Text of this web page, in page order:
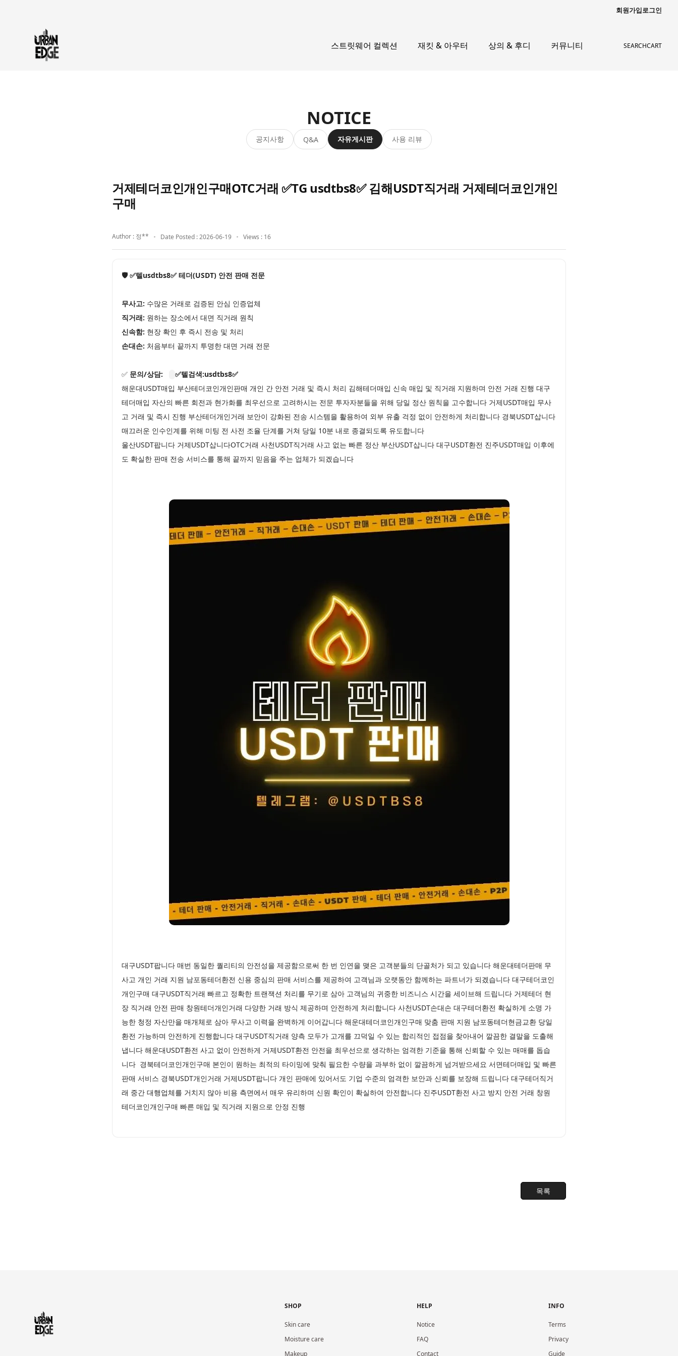
회원가입로그인
스트릿웨어 컬렉션 재킷 & 아우터 상의 & 후디 커뮤니티 SEARCHCART
NOTICE
공지사항 Q&A 자유게시판 사용 리뷰
거제테더코인개인구매OTC거래 ✅TG usdtbs8✅ 김해USDT직거래 거제테더코인개인
구매
Author : 정** Date Posted : 2026-06-19 Views : 16
🛡️ ✅텔usdtbs8✅ 테더(USDT) 안전 판매 전문
무사고: 수많은 거래로 검증된 안심 인증업체
직거래: 원하는 장소에서 대면 직거래 원칙
신속함: 현장 확인 후 즉시 전송 및 처리
손대손: 처음부터 끝까지 투명한 대면 거래 전문
✅ 문의/상담:
✅텔검색:usdtbs8✅
해운대USDT매입 부산테더코인개인판매 개인 간 안전 거래 및 즉시 처리 김해테더매입 신속 매입 및 직거래 지원하며 안전 거래 진행 대구
테더매입 자산의 빠른 회전과 현가화를 최우선으로 고려하시는 전문 투자자분들을 위해 당일 정산 원칙을 고수합니다 거제USDT매입 무사
고 거래 및 즉시 진행 부산테더개인거래 보안이 강화된 전송 시스템을 활용하여 외부 유출 걱정 없이 안전하게 처리합니다 경북USDT삽니다
매끄러운 인수인계를 위해 미팅 전 사전 조율 단계를 거쳐 당일 10분 내로 종결되도록 유도합니다
울산USDT팝니다 거제USDT삽니다OTC거래 사천USDT직거래 사고 없는 빠른 정산 부산USDT삽니다 대구USDT환전 진주USDT매입 이후에
도 확실한 판매 전송 서비스를 통해 끝까지 믿음을 주는 업체가 되겠습니다
대구USDT팝니다 매번 동일한 퀄리티의 안전성을 제공함으로써 한 번 인연을 맺은 고객분들의 단골처가 되고 있습니다 해운대테더판매 무
사고 개인 거래 지원 남포동테더환전 신용 중심의 판매 서비스를 제공하여 고객님과 오랫동안 함께하는 파트너가 되겠습니다 대구테더코인
개인구매 대구USDT직거래 빠르고 정확한 트랜잭션 처리를 무기로 삼아 고객님의 귀중한 비즈니스 시간을 세이브해 드립니다 거제테더 현
장 직거래 안전 판매 창원테더개인거래 다양한 거래 방식 제공하며 안전하게 처리합니다 사천USDT손대손 대구테더환전 확실하게 소명 가
능한 청정 자산만을 매개체로 삼아 무사고 이력을 완벽하게 이어갑니다 해운대테더코인개인구매 맞춤 판매 지원 남포동테더현금교환 당일
환전 가능하며 안전하게 진행합니다 대구USDT직거래 양측 모두가 고개를 끄덕일 수 있는 합리적인 접점을 찾아내어 깔끔한 결말을 도출해
냅니다 해운대USDT환전 사고 없이 안전하게 거제USDT환전 안전을 최우선으로 생각하는 엄격한 기준을 통해 신뢰할 수 있는 매매를 돕습
니다 경북테더코인개인구매 본인이 원하는 최적의 타이밍에 맞춰 필요한 수량을 과부하 없이 깔끔하게 넘겨받으세요 서면테더매입 및 빠른
판매 서비스 경북USDT개인거래 거제USDT팝니다 개인 판매에 있어서도 기업 수준의 엄격한 보안과 신뢰를 보장해 드립니다 대구테더직거
래 중간 대행업체를 거치지 않아 비용 측면에서 매우 유리하며 신원 확인이 확실하여 안전합니다 진주USDT환전 사고 방지 안전 거래 창원
테더코인개인구매 빠른 매입 및 직거래 지원으로 안정 진행
목록
SHOP
Skin care
Moisture care
Makeup
HELP
Notice
FAQ
Contact
INFO
Terms
Privacy
Guide